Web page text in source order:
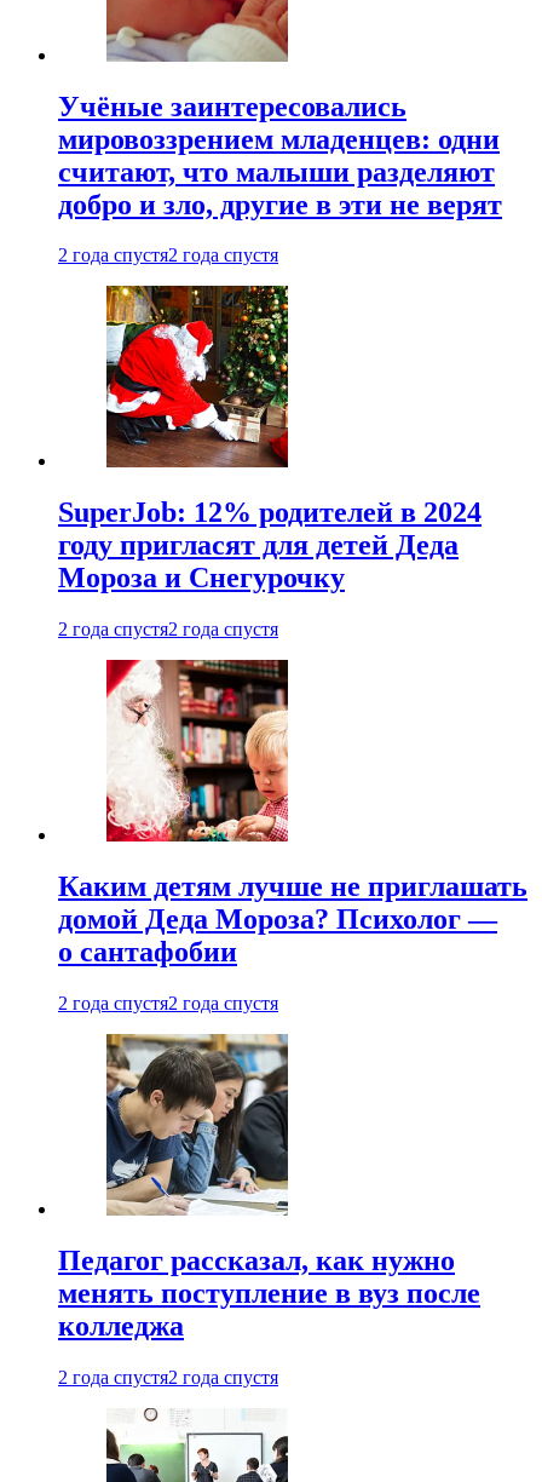
Учёные заинтересовались
мировоззрением младенцев: одни
считают, что малыши разделяют
добро и зло, другие в эти не верят
2 года спустя2 года спустя
SuperJob: 12% родителей в 2024
году пригласят для детей Деда
Мороза и Снегурочку
2 года спустя2 года спустя
Каким детям лучше не приглашать
домой Деда Мороза? Психолог —
о сантафобии
2 года спустя2 года спустя
Педагог рассказал, как нужно
менять поступление в вуз после
колледжа
2 года спустя2 года спустя